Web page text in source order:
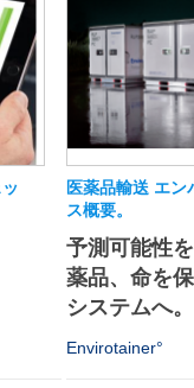
医薬品輸送 エン
ス概要。
予測可能性
薬品、命を
システムへ。
Envirotainer°